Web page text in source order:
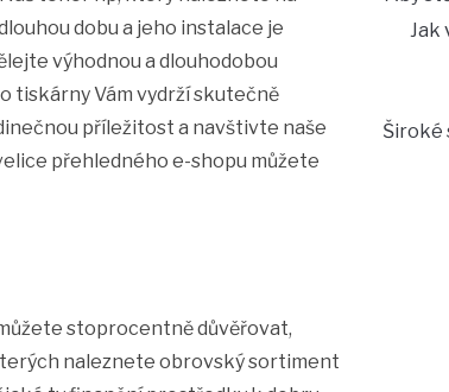
dobu a jeho instalace je
výhodnou a dlouhodobou
tiskárny Vám vydrží skutečně
příležitost a navštivte naše
přehledného e-shopu můžete
stoprocentně důvěřovat,
naleznete obrovský sortiment
Jak
Široké